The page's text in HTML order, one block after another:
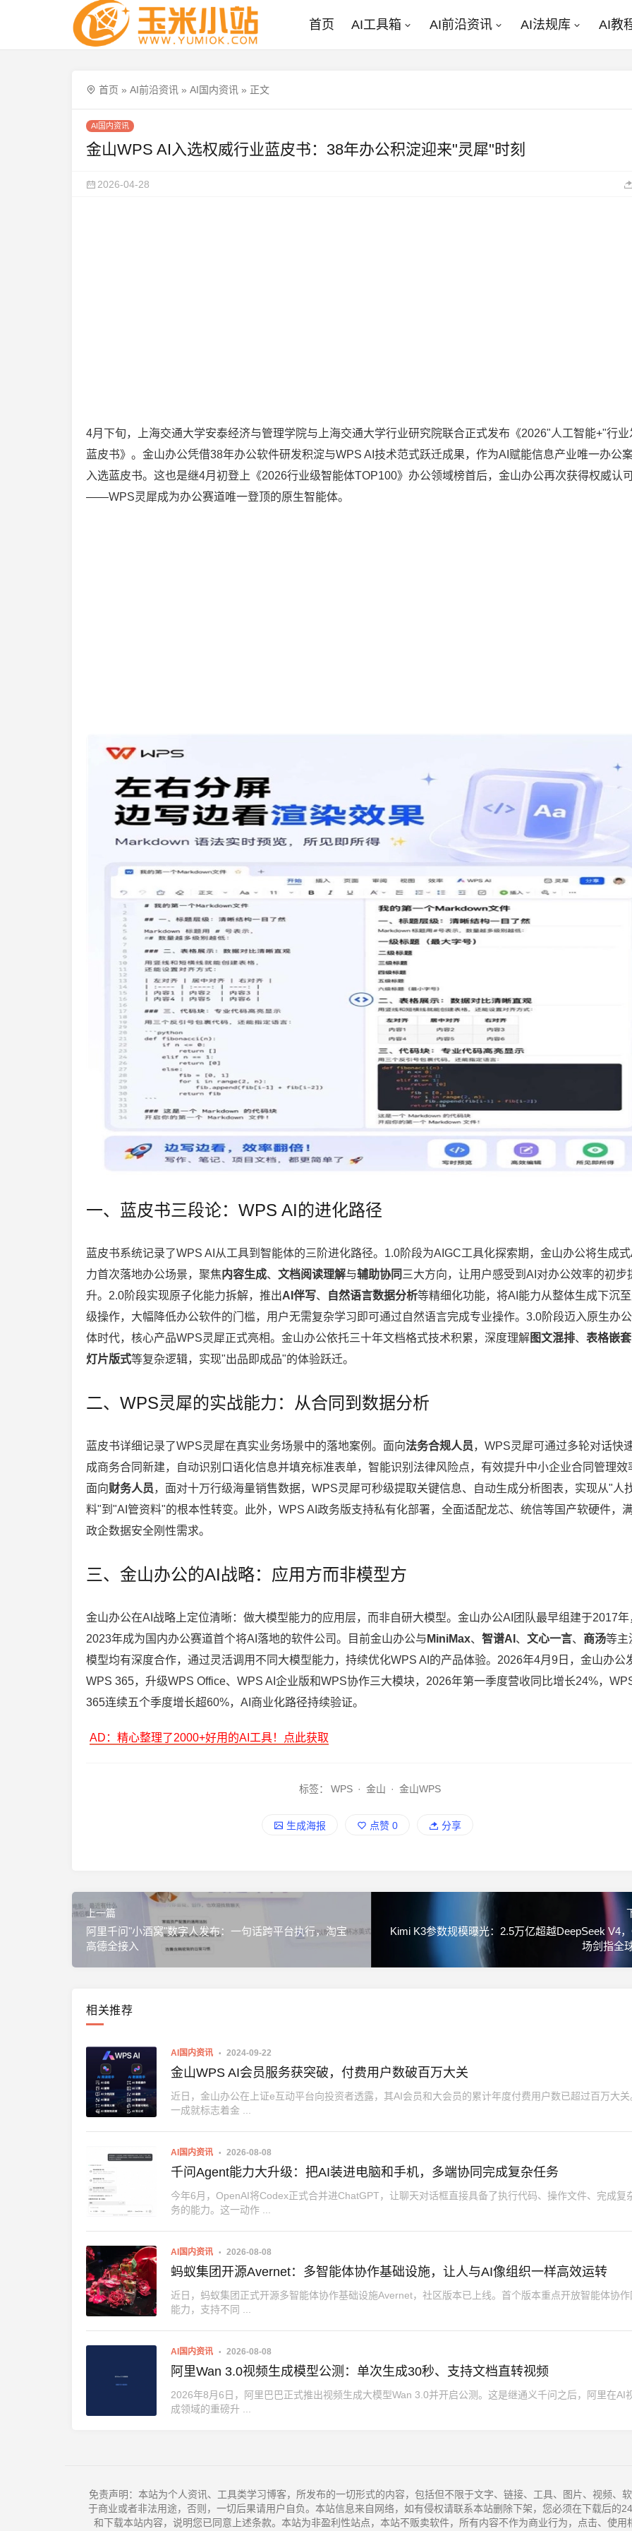
首页 AI工具箱 AI前沿资讯 AI法规库 AI教
首页 » AI前沿资讯 » AI国内资讯 » 正文
AI国内资讯
金山WPS AI入选权威行业蓝皮书：38年办公积淀迎来"灵犀"时刻
2026-04-28
4月下旬，上海交通大学安泰经济与管理学院与上海交通大学行业研究院联合正式发布《2026"人工智能+"行业
蓝皮书》。金山办公凭借38年办公软件研发积淀与WPS AI技术范式跃迁成果，作为AI赋能信息产业唯一办公
入选蓝皮书。这也是继4月初登上《2026行业级智能体TOP100》办公领域榜首后，金山办公再次获得权威认
——WPS灵犀成为办公赛道唯一登顶的原生智能体。
一、蓝皮书三段论：WPS AI的进化路径
蓝皮书系统记录了WPS AI从工具到智能体的三阶进化路径。1.0阶段为AIGC工具化探索期，金山办公将生成
力首次落地办公场景，聚焦内容生成、 文档阅读理解与辅助协同 三大方向，让用户感受到AI对办公效率的初步
升。2.0阶段实现原子化能力拆解，推出AI伴写、 自然语言数据分析等精细化功能，将AI能力从整体生成下沉
级操作，大幅降低办公软件的门槛，用户无需复杂学习即可通过自然语言完成专业操作。3.0阶段迈入原生办
体时代，核心产品WPS灵犀正式亮相。金山办公依托三十年文档格式技术积累，深度理解图文混排、 表格嵌套
灯片版式等复杂逻辑，实现"出品即成品"的体验跃迁。
二、WPS灵犀的实战能力：从合同到数据分析
蓝皮书详细记录了WPS灵犀在真实业务场景中的落地案例。面向法务合规人员，WPS灵犀可通过多轮对话快
成商务合同新建，自动识别口语化信息并填充标准表单，智能识别法律风险点，有效提升中小企业合同管理效
面向财务人员，面对十万行级海量销售数据，WPS灵犀可秒级提取关键信息、自动生成分析图表，实现从"人
料"到"AI管资料"的根本性转变。此外，WPS AI政务版支持私有化部署，全面适配龙芯、统信等国产软硬件，
政企数据安全刚性需求。
三、金山办公的AI战略：应用方而非模型方
金山办公在AI战略上定位清晰：做大模型能力的应用层，而非自研大模型。金山办公AI团队最早组建于2017年
2023年成为国内办公赛道首个将AI落地的软件公司。目前金山办公与 MiniMax、 智谱AI 、 文心一言、 商汤等主
模型均有深度合作，通过灵活调用不同大模型能力，持续优化WPS AI的产品体验。2026年4月9日，金山办公
WPS 365，升级WPS Office、WPS AI企业版和WPS协作三大模块，2026年第一季度营收同比增长24%，
365连续五个季度增长超60%，AI商业化路径持续验证。
AD：精心整理了2000+好用的AI工具！点此获取
标签： WPS · 金山 · 金山WPS
生成海报 点赞 0 分享
上一篇
阿里千问"小酒窝"数字人发布：一句话跨平台执行，淘宝
高德全接入
Kimi K3参数规模曝光：2.5万亿超越DeepSeek V4
场剑指全
相关推荐
AI国内资讯 2024-09-22
金山WPS AI会员服务获突破，付费用户数破百万大关
近日，金山办公在上证e互动平台向投资者透露，其AI会员和大会员的累计年度付费用户数已超过百万大关
一成就标志着金 ...
AI国内资讯 2026-08-08
千问Agent能力大升级：把AI装进电脑和手机，多端协同完成复杂任务
今年6月，OpenAI将Codex正式合并进ChatGPT，让聊天对话框直接具备了执行代码、操作文件、完成复
务的能力。这一动作 ...
AI国内资讯 2026-08-08
蚂蚁集团开源Avernet：多智能体协作基础设施，让人与AI像组织一样高效运转
近日，蚂蚁集团正式开源多智能体协作基础设施Avernet，社区版本已上线。首个版本重点开放智能体协作
能力，支持不同 ...
AI国内资讯 2026-08-08
阿里Wan 3.0视频生成模型公测：单次生成30秒、支持文档直转视频
2026年8月6日，阿里巴巴正式推出视频生成大模型Wan 3.0并开启公测。这是继通义千问之后，阿里在AI
成领域的重磅升 ...
免责声明：本站为个人资讯、工具类学习博客，所发布的一切形式的内容，包括但不限于文字、链接、工具、图片、视频、
于商业或者非法用途，否则，一切后果请用户自负。本站信息来自网络，如有侵权请联系本站删除下架，您必须在下载后的
和下载本站内容，说明您已同意上述条款。本站为非盈利性站点，本站不贩卖软件，所有内容不作为商业行为，点击、使